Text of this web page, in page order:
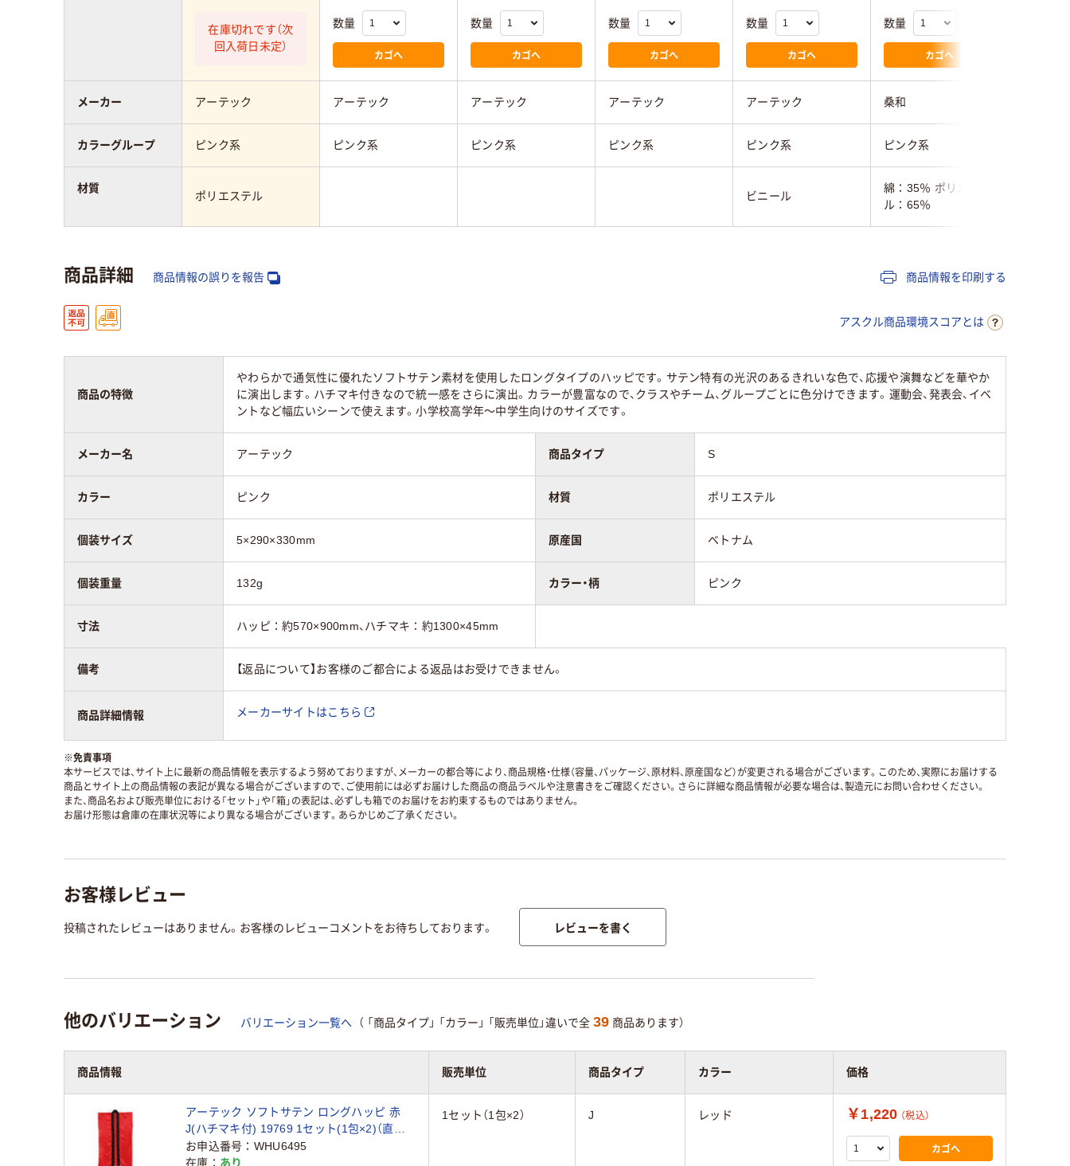
在庫切れです（次
回入荷日未定）
数量
カゴへ
数量
カゴへ
数量
カゴへ
数量
カゴへ
数量
カゴへ
アーテック アーテック アーテック アーテック アーテック 桑和
ピンク系 ピンク系 ピンク系 ピンク系 ピンク系 ピンク系
ポリエステル ビニール
綿：35％ ポリエステ
ル：65％
メーカー
カラーグループ
材質
商品詳細 商品情報の誤りを報告 商品情報を印刷する
アスクル商品環境スコアとは
商品の特徴
やわらかで通気性に優れたソフトサテン素材を使用したロングタイプのハッピです。サテン特有の光沢のあるきれいな色で、応援や演舞などを華やか
に演出します。ハチマキ付きなので統一感をさらに演出。カラーが豊富なので、クラスやチーム、グループごとに色分けできます。運動会、発表会、イベ
ントなど幅広いシーンで使えます。小学校高学年～中学生向けのサイズです。
メーカー名 アーテック 商品タイプ S
カラー ピンク 材質 ポリエステル
個装サイズ 5×290×330mm 原産国 ベトナム
個装重量 132g カラー・柄 ピンク
寸法 ハッピ：約570×900mm、ハチマキ：約1300×45mm
備考 【返品について】お客様のご都合による返品はお受けできません。
商品詳細情報 メーカーサイトはこちら
※免責事項
本サービスでは、サイト上に最新の商品情報を表示するよう努めておりますが、メーカーの都合等により、商品規格・仕様（容量、パッケージ、原材料、原産国など）が変更される場合がございます。このため、実際にお届けする
商品とサイト上の商品情報の表記が異なる場合がございますので、ご使用前には必ずお届けした商品の商品ラベルや注意書きをご確認ください。さらに詳細な商品情報が必要な場合は、製造元にお問い合わせください。
また、商品名および販売単位における「セット」や「箱」の表記は、必ずしも箱でのお届けをお約束するものではありません。
お届け形態は倉庫の在庫状況等により異なる場合がございます。あらかじめご了承ください。
お客様レビュー
投稿されたレビューはありません。お客様のレビューコメントをお待ちしております。 レビューを書く
他のバリエーション バリエーション一覧へ （ 「商品タイプ」 「カラー」 「販売単位」違いで全 39 商品あります）
商品情報 販売単位 商品タイプ カラー 価格
アーテック ソフトサテン ロングハッピ 赤
J(ハチマキ付) 19769 1セット(1包×2)（直送
品）
お申込番号
WHU6495
在庫
あり
1セット（1包×2） J レッド ￥1,220 （税込）
カゴへ